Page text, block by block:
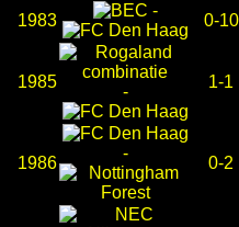
1983
-
0-10
1985
-
1-1
1986
-
0-2